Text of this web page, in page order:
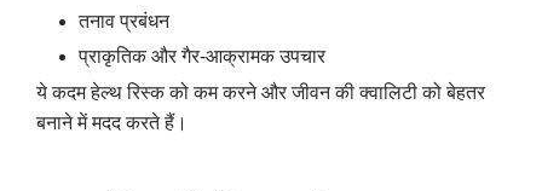
तनाव प्रबंधन
प्राकृतिक और गैर-आक्रामक उपचार
ये कदम हेल्थ रिस्क को कम करने और जीवन की क्वालिटी को बेहतर
बनाने में मदद करते हैं।